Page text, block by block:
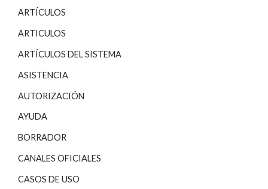
ARTÍCULOS
ARTICULOS
ARTÍCULOS DEL SISTEMA
ASISTENCIA
AUTORIZACIÓN
AYUDA
BORRADOR
CANALES OFICIALES
CASOS DE USO